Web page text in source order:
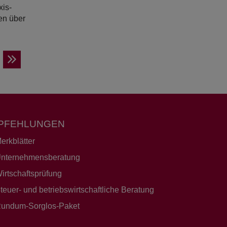
über
und betriebswirtschaftliche Beratung
Sorglos-Paket